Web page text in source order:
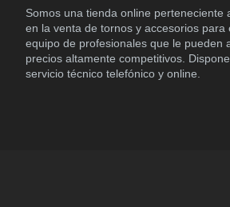
Somos una tienda online
en la venta de tornos y accesorios
equipo de profesionales que le pueden
precios altamente competitivos.
servicio técnico telefónico y online.